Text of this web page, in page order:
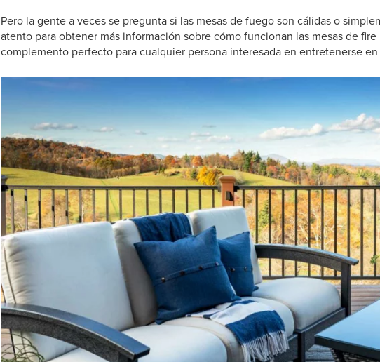
Pero la gente a veces se pregunta si las mesas de fuego son cálidas o
atento para obtener más información sobre cómo funcionan las mesas de
complemento perfecto para cualquier persona interesada en entretenerse